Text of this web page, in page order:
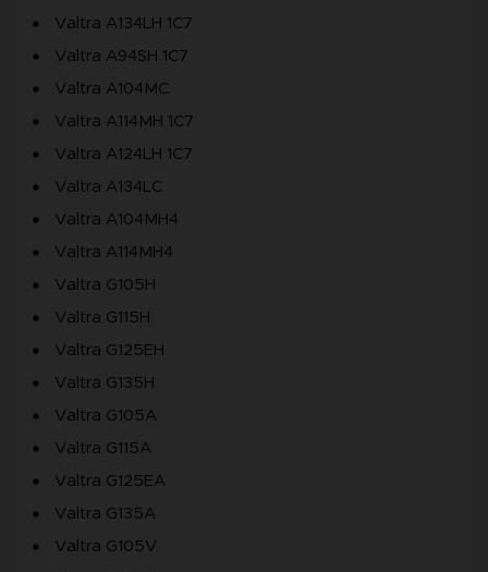
Valtra A134LH 1C7
Valtra A94SH 1C7
Valtra A104MC
Valtra A114MH 1C7
Valtra A124LH 1C7
Valtra A134LC
Valtra A104MH4
Valtra A114MH4
Valtra G105H
Valtra G115H
Valtra G125EH
Valtra G135H
Valtra G105A
Valtra G115A
Valtra G125EA
Valtra G135A
Valtra G105V